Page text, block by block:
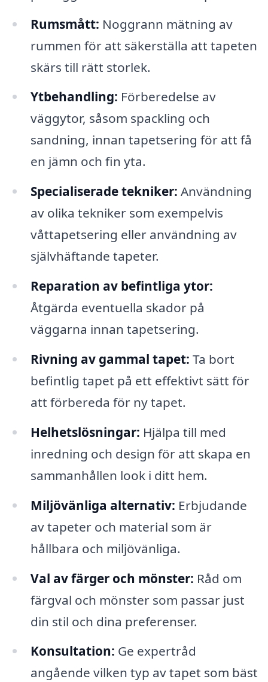
Rumsmått: Noggrann mätning av
rummen för att säkerställa att tapeten
skärs till rätt storlek.
Ytbehandling: Förberedelse av
väggytor, såsom spackling och
sandning, innan tapetsering för att få
en jämn och fin yta.
Specialiserade tekniker: Användning
av olika tekniker som exempelvis
våttapetsering eller användning av
självhäftande tapeter.
Reparation av befintliga ytor:
Åtgärda eventuella skador på
väggarna innan tapetsering.
Rivning av gammal tapet: Ta bort
befintlig tapet på ett effektivt sätt för
att förbereda för ny tapet.
Helhetslösningar: Hjälpa till med
inredning och design för att skapa en
sammanhållen look i ditt hem.
Miljövänliga alternativ: Erbjudande
av tapeter och material som är
hållbara och miljövänliga.
Val av färger och mönster: Råd om
färgval och mönster som passar just
din stil och dina preferenser.
Konsultation: Ge expertråd
angående vilken typ av tapet som bäst